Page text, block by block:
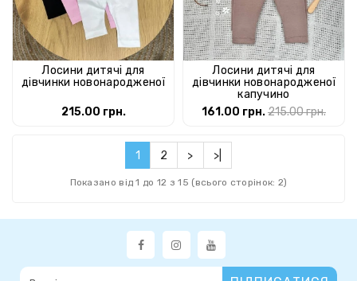
Лосини дитячі для
дівчинки новонародженої
215.00 грн.
Лосини дитячі для
дівчинки новонародженої
капучино
161.00 грн.215.00 грн.
1 2 > >|
Показано від 1 до 12 з 15 (всього сторінок: 2)